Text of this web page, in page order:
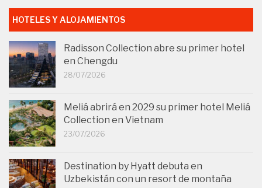
HOTELES Y ALOJAMIENTOS
Radisson Collection abre su primer hotel
en Chengdu
28/07/2026
Meliá abrirá en 2029 su primer hotel Meliá
Collection en Vietnam
23/07/2026
Destination by Hyatt debuta en
Uzbekistán con un resort de montaña